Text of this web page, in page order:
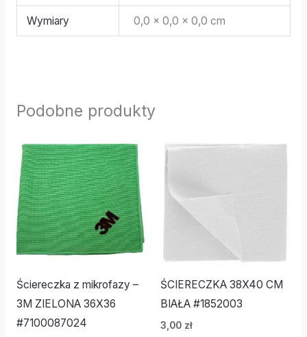
Wymiary 0,0 × 0,0 × 0,0 cm
Podobne produkty
Ściereczka z mikrofazy –
3M ZIELONA 36X36
#7100087024
ŚCIERECZKA 38X40 CM
BIAŁA #1852003
3,00 zł